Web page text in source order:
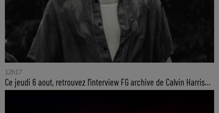
12h17
Ce jeudi 6 aout, retrouvez l'interview FG archive de Calvin Harris...